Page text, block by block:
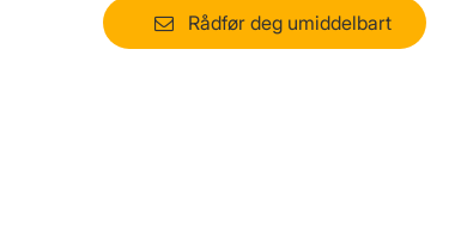
Rådfør deg umiddelbart